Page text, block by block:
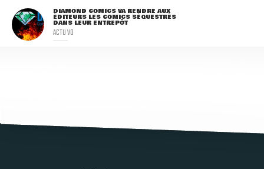
DIAMOND COMICS VA RENDRE AUX
ÉDITEURS LES COMICS SÉQUESTRÉS
DANS LEUR ENTREPÔT
ACTU VO